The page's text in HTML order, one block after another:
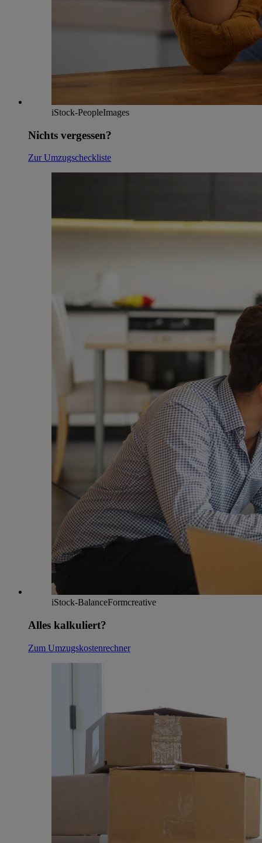
iStock-PeopleImages
Nichts vergessen?
Zur Umzugscheckliste
iStock-BalanceFormcreative
Alles kalkuliert?
Zum Umzugskostenrechner